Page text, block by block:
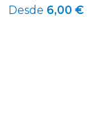
Desde 6,00 €